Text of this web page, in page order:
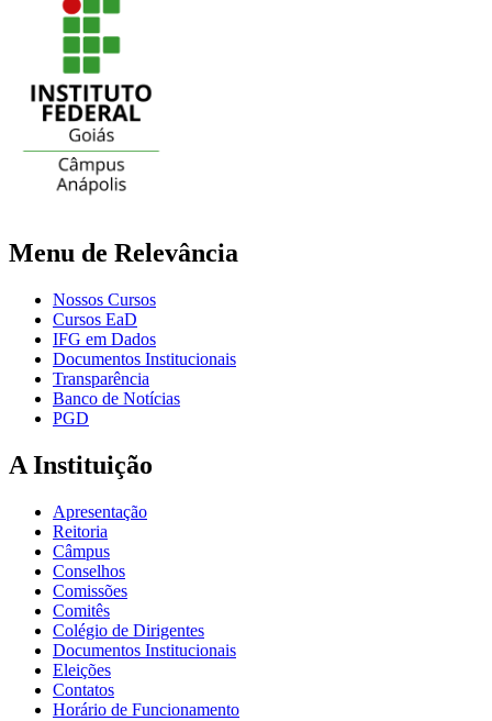
Menu de Relevância
Nossos Cursos
Cursos EaD
IFG em Dados
Documentos Institucionais
Transparência
Banco de Notícias
PGD
A Instituição
Apresentação
Reitoria
Câmpus
Conselhos
Comissões
Comitês
Colégio de Dirigentes
Documentos Institucionais
Eleições
Contatos
Horário de Funcionamento